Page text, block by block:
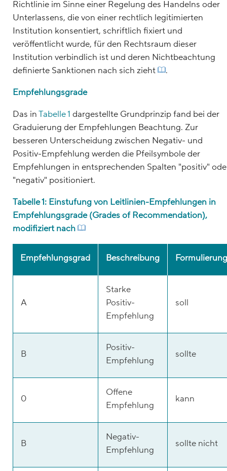
Richtlinie im Sinne einer Regelung des Handelns oder
Unterlassens, die von einer rechtlich legitimierten
Institution konsentiert, schriftlich fixiert und
veröffentlicht wurde, für den Rechtsraum dieser
Institution verbindlich ist und deren Nichtbeachtung
definierte Sanktionen nach sich zieht
.
Empfehlungsgrade
Das inTabelle 1 dargestellte Grundprinzip fand bei der
Graduierung der Empfehlungen Beachtung. Zur
besseren Unterscheidung zwischen Negativ- und
Positiv-Empfehlung werden die Pfeilsymbole der
Empfehlungen in entsprechenden Spalten "positiv"
"negativ" positioniert.
Tabelle 1: Einstufung von Leitlinien-Empfehlungen in
Empfehlungsgrade (Grades of Recommendation),
modifiziert nach
Empfehlungsgrad Beschreibung Formulierung
A
Starke
Positiv-
Empfehlung
soll
B
Positiv-
Empfehlung
sollte
0
Offene
Empfehlung
kann
B
Negativ-
Empfehlung
sollte nicht